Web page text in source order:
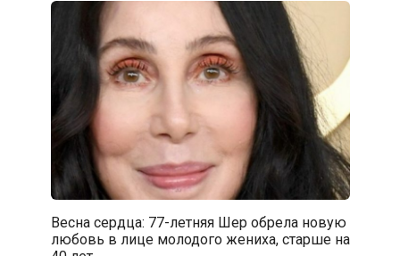
Весна сердца: 77-летняя Шер обрела новую
любовь в лице молодого жениха, старше на